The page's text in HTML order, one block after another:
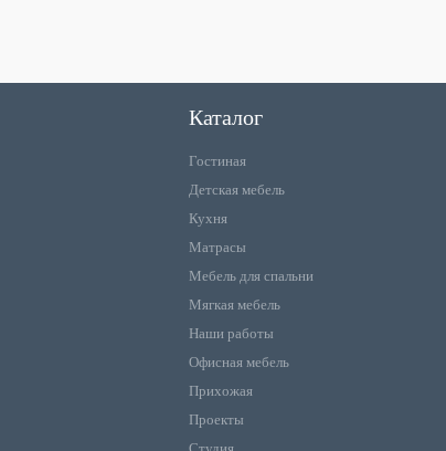
Каталог
Гостиная
Детская мебель
Кухня
Матрасы
Мебель для спальни
Мягкая мебель
Наши работы
Офисная мебель
Прихожая
Проекты